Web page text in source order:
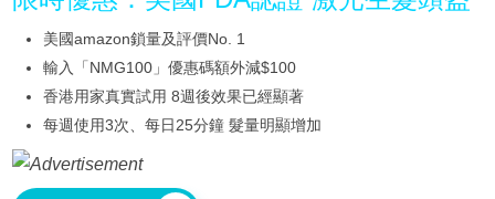
美國amazon鎖量及評價No. 1
輸入「NMG100」優惠碼額外減$100
香港用家真實試用 8週後效果已經顯著
每週使用3次、每日25分鐘 髮量明顯增加